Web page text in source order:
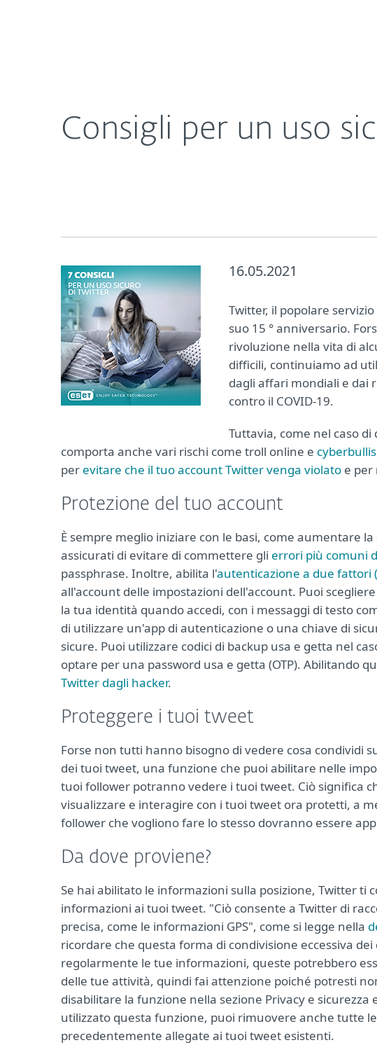
Consigli per un uso
16.05.2021
Twitter, il popolare
suo 15 ° anniversario.
rivoluzione nella vita di
difficili, continuiamo ad
dagli affari mondiali e dai
contro il COVID-19.
Tuttavia, come nel caso
comporta anche vari rischi come troll online e
per evitare che il tuo account Twitter venga violato e
Protezione del tuo account
È sempre meglio iniziare con le basi, come aumentare
assicurati di evitare di commettere gli errori più comuni
passphrase. Inoltre, abilita l'autenticazione a due fattori
all'account delle impostazioni dell'account. Puoi
la tua identità quando accedi, con i messaggi di testo
di utilizzare un'app di autenticazione o una chiave di
sicure. Puoi utilizzare codici di backup usa e getta nel
optare per una password usa e getta (OTP). Abilitando
Twitter dagli hacker.
Proteggere i tuoi tweet
Forse non tutti hanno bisogno di vedere cosa condividi
dei tuoi tweet, una funzione che puoi abilitare nelle
tuoi follower potranno vedere i tuoi tweet. Ciò significa
visualizzare e interagire con i tuoi tweet ora protetti, a
follower che vogliono fare lo stesso dovranno essere
Da dove proviene?
Se hai abilitato le informazioni sulla posizione, Twitter
informazioni ai tuoi tweet. "Ciò consente a Twitter di
precisa, come le informazioni GPS", come si legge nella
ricordare che questa forma di condivisione eccessiva
regolarmente le tue informazioni, queste potrebbero
delle tue attività, quindi fai attenzione poiché potresti
disabilitare la funzione nella sezione Privacy e
utilizzato questa funzione, puoi rimuovere anche tutte
precedentemente allegate ai tuoi tweet esistenti.